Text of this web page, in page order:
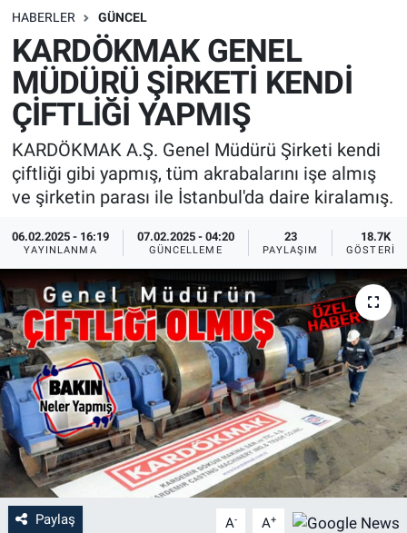
HABERLER GÜNCEL
KARDÖKMAK GENEL
MÜDÜRÜ ŞİRKETİ KENDİ
ÇİFTLİĞİ YAPMIŞ
KARDÖKMAK A.Ş. Genel Müdürü Şirketi kendi
çiftliği gibi yapmış, tüm akrabalarını işe almış
ve şirketin parası ile İstanbul'da daire kiralamış.
06.02.2025 - 16:19
YAYINLANMA
07.02.2025 - 04:20
GÜNCELLEME
23
PAYLAŞIM
18.7K
GÖSTERIM
Paylaş A- A+